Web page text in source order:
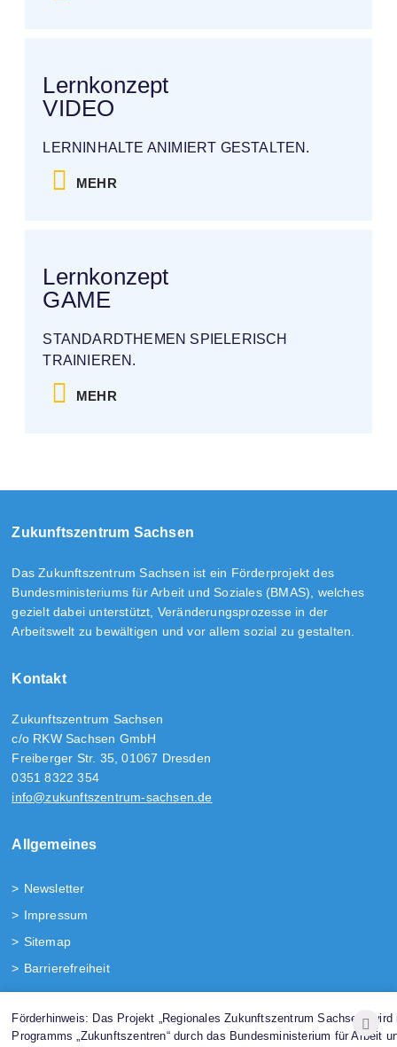
Lernkonzept
VIDEO
LERNINHALTE ANIMIERT GESTALTEN.
MEHR
Lernkonzept
GAME
STANDARDTHEMEN SPIELERISCH
TRAINIEREN.
MEHR
Förderhinweis: Das Projekt „Regionales Zukunftszentrum Sachsen“
Programms „Zukunftszentren“ durch das Bundesministerium für Arbeit
Zukunftszentrum Sachsen
Das Zukunftszentrum Sachsen ist ein Förderprojekt des
Bundesministeriums für Arbeit und Soziales (BMAS), welches
gezielt dabei unterstützt, Veränderungsprozesse in der
Arbeitswelt zu bewältigen und vor allem sozial zu gestalten.
Kontakt
Zukunftszentrum Sachsen
c/o RKW Sachsen GmbH
Freiberger Str. 35, 01067 Dresden
0351 8322 354
info@zukunftszentrum-sachsen.de
Allgemeines
Newsletter
Impressum
Sitemap
Barrierefreiheit
Folgen Sie uns!